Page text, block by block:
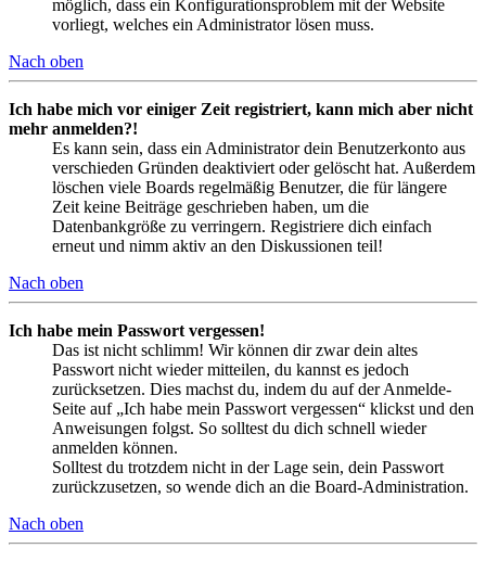
möglich, dass ein Konfigurationsproblem mit der Website
vorliegt, welches ein Administrator lösen muss.
Nach oben
Ich habe mich vor einiger Zeit registriert, kann mich aber nicht
mehr anmelden?!
Es kann sein, dass ein Administrator dein Benutzerkonto aus
verschieden Gründen deaktiviert oder gelöscht hat. Außerdem
löschen viele Boards regelmäßig Benutzer, die für längere
Zeit keine Beiträge geschrieben haben, um die
Datenbankgröße zu verringern. Registriere dich einfach
erneut und nimm aktiv an den Diskussionen teil!
Nach oben
Ich habe mein Passwort vergessen!
Das ist nicht schlimm! Wir können dir zwar dein altes
Passwort nicht wieder mitteilen, du kannst es jedoch
zurücksetzen. Dies machst du, indem du auf der Anmelde-
Seite auf „Ich habe mein Passwort vergessen“ klickst und den
Anweisungen folgst. So solltest du dich schnell wieder
anmelden können.
Solltest du trotzdem nicht in der Lage sein, dein Passwort
zurückzusetzen, so wende dich an die Board-Administration.
Nach oben